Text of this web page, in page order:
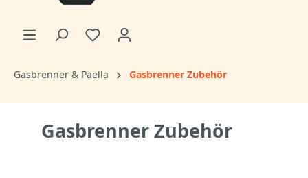
Gasbrenner & Paella Gasbrenner Zubehör
Gasbrenner Zubehör